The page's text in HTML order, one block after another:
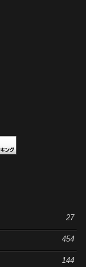
27
454
144